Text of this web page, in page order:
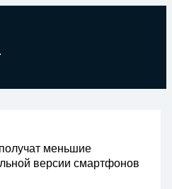
меньшие
версии смартфонов